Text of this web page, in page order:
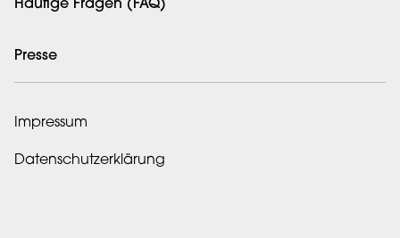
Häufige Fragen (FAQ)
Presse
Impressum
Datenschutzerklärung